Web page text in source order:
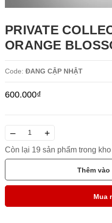
PRIVATE
ORANGE
Code: ĐANG CẬP NHẬT
600.000₫
– +
Còn lại 19 sản phẩm trong kho
Thêm
Mua